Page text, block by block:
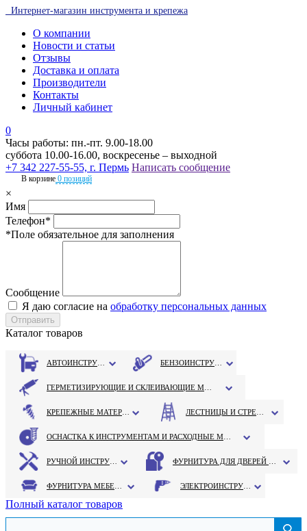
Интернет-магазин инструмента и крепежа
О компании
Новости и статьи
Отзывы
Доставка и оплата
Производители
Контакты
Личный кабинет
0
Часы работы: пн.-пт. 9.00-18.00
суббота 10.00-16.00, воскресенье – выходной
+7 342 227-55-55, г. Пермь Написать сообщение
В корзине 0 позиций
×
Имя
Телефон*
*Поле обязательное для заполнения
Сообщение
Я даю согласие на обработку персональных данных
Каталог товаров
Полный каталог товаров